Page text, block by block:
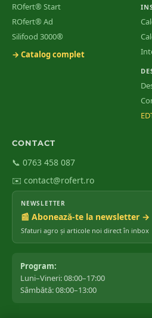
ROfert® Start
ROfert® Ad
Silifood 3000®
→ Catalog complet
CONTACT
📞 0763 458 087
✉️ contact@rofert.ro
NEWSLETTER
📰 Abonează-te la newsletter →
Sfaturi agro și articole noi direct în inbox
Program:
Luni–Vineri: 08:00–17:00
Sâmbătă: 08:00–13:00